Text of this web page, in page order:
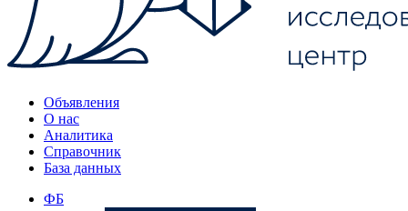
Объявления
О нас
Аналитика
Справочник
База данных
ФБ